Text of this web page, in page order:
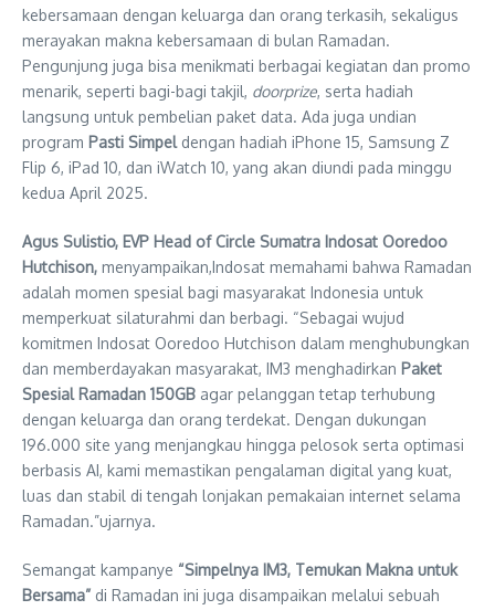
kebersamaan dengan keluarga dan orang terkasih, sekaligus
merayakan makna kebersamaan di bulan Ramadan.
Pengunjung juga bisa menikmati berbagai kegiatan dan promo
menarik, seperti bagi-bagi takjil, doorprize, serta hadiah
langsung untuk pembelian paket data. Ada juga undian
program Pasti Simpeldengan hadiah iPhone 15, Samsung Z
Flip 6, iPad 10, dan iWatch 10, yang akan diundi pada minggu
kedua April 2025.
Agus Sulistio, EVP Head of Circle Sumatra Indosat Ooredoo
Hutchison, menyampaikan,Indosat memahami bahwa Ramadan
adalah momen spesial bagi masyarakat Indonesia untuk
memperkuat silaturahmi dan berbagi. “Sebagai wujud
komitmen Indosat Ooredoo Hutchison dalam menghubungkan
dan memberdayakan masyarakat, IM3 menghadirkan Paket
Spesial Ramadan 150GB agar pelanggan tetap terhubung
dengan keluarga dan orang terdekat. Dengan dukungan
196.000 site yang menjangkau hingga pelosok serta optimasi
berbasis AI, kami memastikan pengalaman digital yang kuat,
luas dan stabil di tengah lonjakan pemakaian internet selama
Ramadan.”ujarnya.
Semangat kampanye “Simpelnya IM3, Temukan Makna untuk
Bersama” di Ramadan ini juga disampaikan melalui sebuah